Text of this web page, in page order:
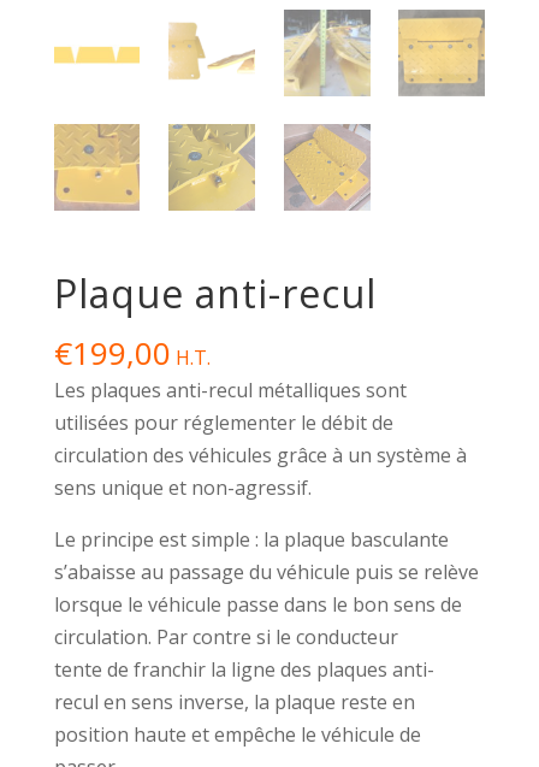
Plaque anti-recul
€199,00 H.T.
Les plaques anti-recul métalliques sont
utilisées pour réglementer le débit de
circulation des véhicules grâce à un système à
sens unique et non-agressif.
Le principe est simple : la plaque basculante
s’abaisse au passage du véhicule puis se relève
lorsque le véhicule passe dans le bon sens de
circulation. Par contre si le conducteur
tente de franchir la ligne des plaques anti-
recul en sens inverse, la plaque reste en
position haute et empêche le véhicule de